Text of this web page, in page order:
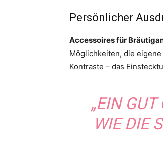
Persönlicher
Accessoires für
Möglichkeiten, die
Kontraste – das
„EIN
WIE DIE